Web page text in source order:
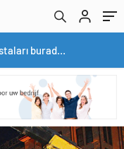
Yerli otomobil TOGG’un ustaları burada yetişecek